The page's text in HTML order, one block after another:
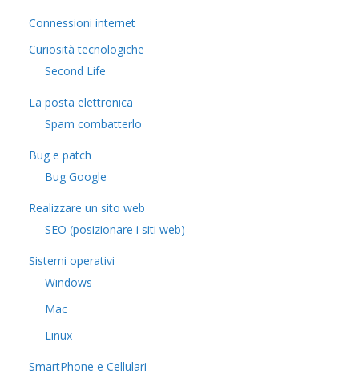
Connessioni internet
Curiosità tecnologiche
​Second Life
La posta elettronica
Spam combatterlo
Bug e patch
Bug Google
Realizzare un sito web
SEO (posizionare i siti web)
Sistemi operativi
Windows
Mac
Linux
SmartPhone e Cellulari